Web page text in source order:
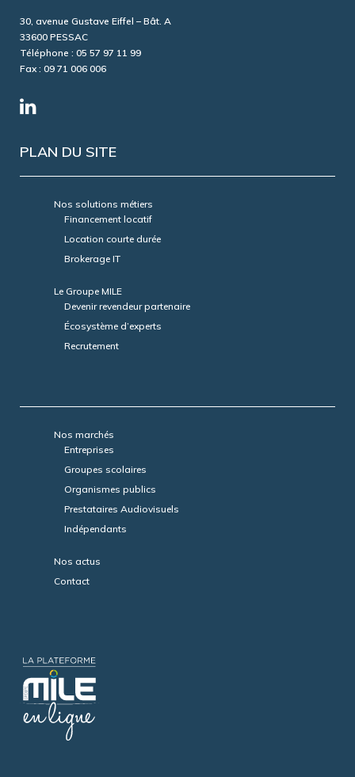
30, avenue Gustave Eiffel – Bât. A
33600 PESSAC
Téléphone : 05 57 97 11 99
Fax : 09 71 006 006
PLAN DU SITE
Nos solutions métiers
Financement locatif
Location courte durée
Brokerage IT
Le Groupe MILE
Devenir revendeur partenaire
Écosystème d’experts
Recrutement
Nos marchés
Entreprises
Groupes scolaires
Organismes publics
Prestataires Audiovisuels
Indépendants
Nos actus
Contact